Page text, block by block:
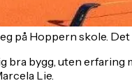
på Hoppern skole.
bra bygg, uten
Lie.